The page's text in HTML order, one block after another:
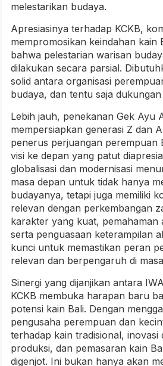
melestarikan budaya.
Apresiasinya terhadap KCKB,
mempromosikan keindahan kain
bahwa pelestarian warisan
dilakukan secara parsial.
solid antara organisasi
budaya, dan tentu saja
Lebih jauh, penekanan Gek Ayu
mempersiapkan generasi Z dan
penerus perjuangan perempuan
visi ke depan yang patut
globalisasi dan modernisasi
masa depan untuk tidak hanya
budayanya, tetapi juga memiliki
relevan dengan perkembangan
karakter yang kuat, pemahaman
serta penguasaan keterampilan
kunci untuk memastikan peran
relevan dan berpengaruh di
Sinergi yang dijanjikan antara
KCKB membuka harapan baru
potensi kain Bali. Dengan
pengusaha perempuan dan
terhadap kain tradisional, inovasi
produksi, dan pemasaran kain
digenjot. Ini bukan hanya akan